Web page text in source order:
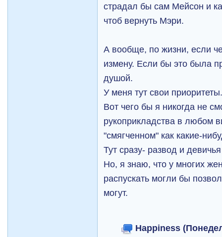
страдал бы сам Мейсон и
чтоб вернуть Мэри.
А вообще, по жизни, если
измену. Если бы это была
душой.
У меня тут свои
Вот чего бы я никогда не
рукоприкладства в любом
"смягченном" как какие-
Тут сразу- развод и
Но, я знаю, что у многих
распускать могли бы
могут.
Happiness